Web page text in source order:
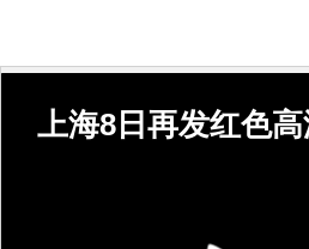
上海8日再发红色